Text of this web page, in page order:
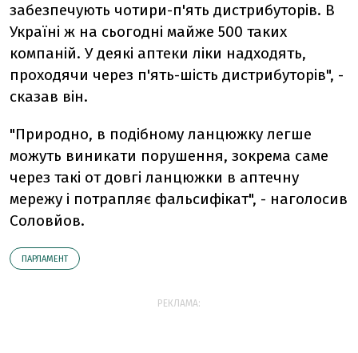
забезпечують чотири-п'ять дистрибуторів. В
Україні ж на сьогодні майже 500 таких
компаній. У деякі аптеки ліки надходять,
проходячи через п'ять-шість дистрибуторів", -
сказав він.
"Природно, в подібному ланцюжку легше
можуть виникати порушення, зокрема саме
через такі от довгі ланцюжки в аптечну
мережу і потрапляє фальсифікат", - наголосив
Соловйов.
ПАРЛАМЕНТ
РЕКЛАМА: